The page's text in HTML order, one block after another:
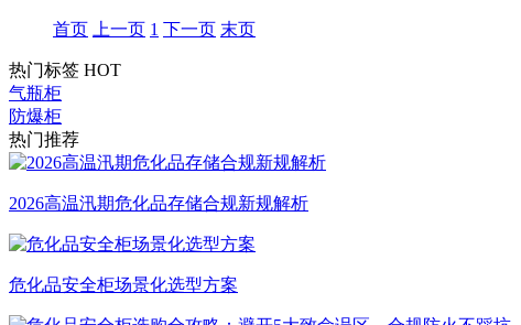
首页 上一页 1 下一页 末页
热门标签 HOT
气瓶柜
防爆柜
热门推荐
2026高温汛期危化品存储合规新规解析
危化品安全柜场景化选型方案